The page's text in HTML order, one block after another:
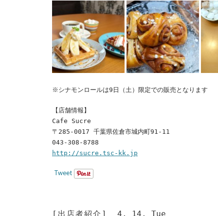
※シナモンロールは9日（土）限定での販売となります
【店舗情報】
Cafe Sucre
〒285-0017 千葉県佐倉市城内町91-11
043-308-8788
http://sucre.tsc-kk.jp
Tweet
[出店者紹介] 4. 14. Tue